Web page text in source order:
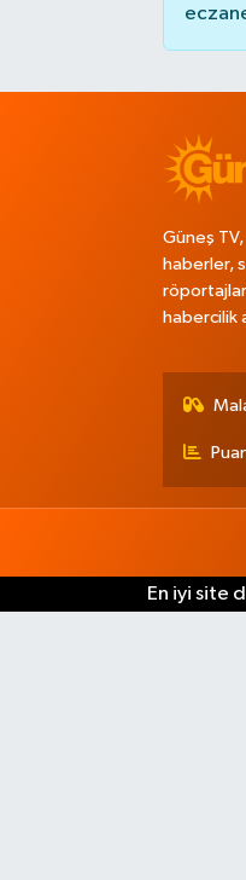
Güneş
haberler,
habercilik
En iyi site